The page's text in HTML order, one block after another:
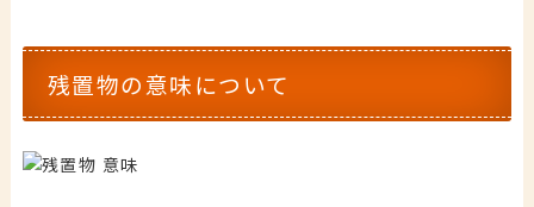
残置物の意味について